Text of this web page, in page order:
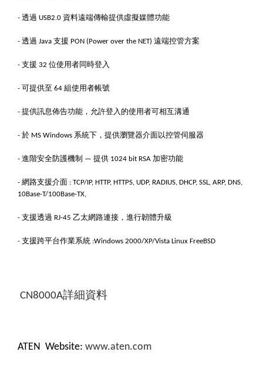
- 透過 USB2.0 資料遠端傳輸提供虛擬媒體功能
- 透過 Java 支援 PON (Power over the NET) 遠端控管方案
- 支援 32 位使用者同時登入
- 可提供至 64 組使用者帳號
- 提供訊息佈告功能，允許登入的使用者可相互溝通
- 於 MS Windows 系統下，提供瀏覽器介面以控管伺服器
- 進階安全防護機制 — 提供 1024 bit RSA 加密功能
- 網路支援介面 : TCP/IP, HTTP, HTTPS, UDP, RADIUS, DHCP, SSL, ARP, DNS,
10Base-T/100Base-TX,
- 支援透過 RJ-45 乙太網路連接，進行韌體升級
- 支援跨平台作業系統 :Windows 2000/XP/Vista Linux FreeBSD
CN8000A詳細資料
ATEN Website: www.aten.com